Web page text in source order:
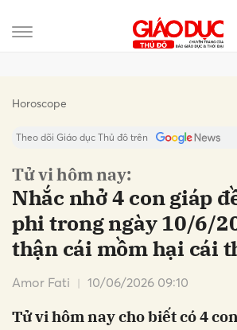
Horoscope
Theo dõi Giáo dục Thủ đô trên
Tử vi hôm nay:
Nhắc nhở 4 con giáp
phi trong ngày 10/6/
thận cái mồm hại cái
Amor Fati 10/06/2026 09:10
Tử vi hôm nay cho biết có 4